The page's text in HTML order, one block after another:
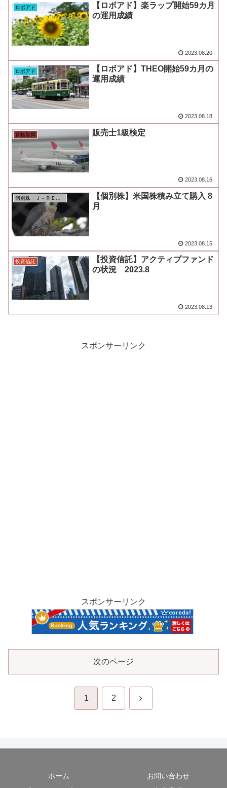
ロボアド
【ロボアド】楽ラップ開始59カ月
の運用成績
2023.08.20
ロボアド
【ロボアド】THEO開始59カ月の
運用成績
2023.08.18
資格取得 販売士1級検定
2023.08.16
【個別株】米国株積み立て購入 8
月
2023.08.15
投資信託
【投資信託】アクティブファンド
の状況 2023.8
2023.08.13
スポンサーリンク
スポンサーリンク
次のページ
1 2 次
ホーム
お問い合わせ